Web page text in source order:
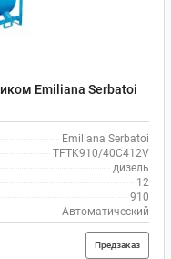
Emiliana Serbatoi
Emiliana Serbatoi
TFTK910/40C412V
дизель
12
910
Автоматический
Предзаказ